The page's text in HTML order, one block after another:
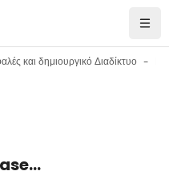
και δημιουργικό Διαδίκτυο